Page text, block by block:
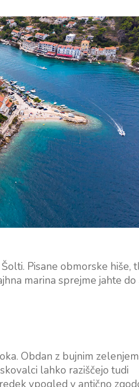
Pisane obmorske hiše,
marina sprejme jahte
Obdan z bujnim
lahko raziščejo tudi
vpogled v antično